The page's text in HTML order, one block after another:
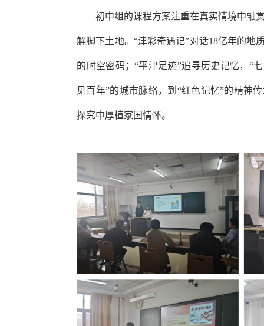
初中组的课程方案注重在真实情境中融
解脚下土地。“津彩奇遇记”对话18亿年的地
的时空密码；“平津足迹”追寻历史记忆，“
见百年”的城市脉络，到“红色记忆”的精神
探究中厚植家国情怀。